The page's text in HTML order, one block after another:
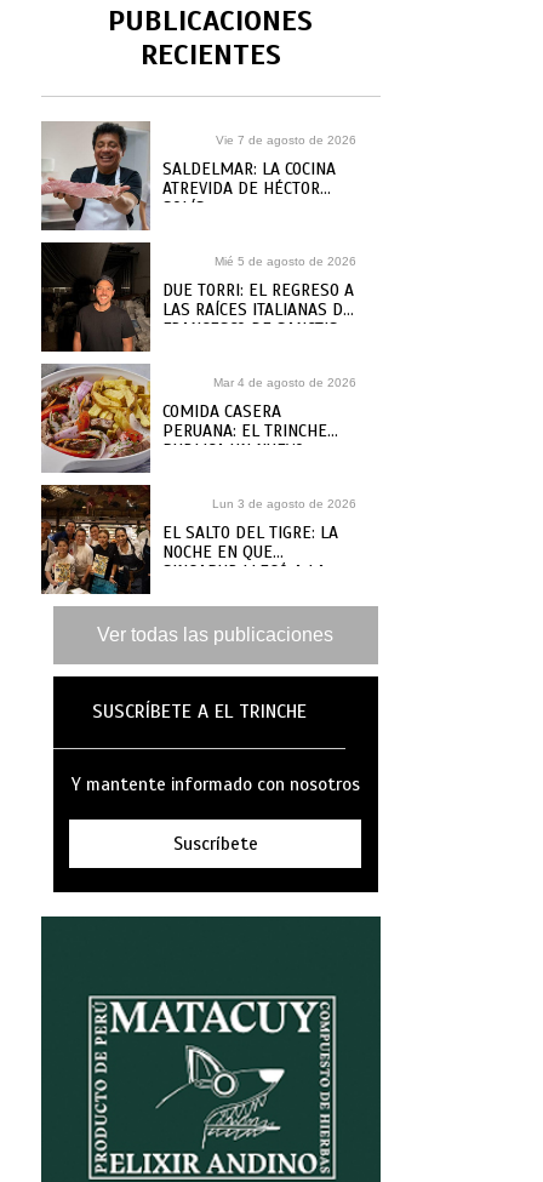
PUBLICACIONES
RECIENTES
Vie 7 de agosto de 2026
SALDELMAR: LA COCINA
ATREVIDA DE HÉCTOR
SOLÍS
Mié 5 de agosto de 2026
DUE TORRI: EL REGRESO A
LAS RAÍCES ITALIANAS DE
FRANCESCO DE SANCTIS
Mar 4 de agosto de 2026
COMIDA CASERA
PERUANA: EL TRINCHE
PUBLICA UN NUEVO
Lun 3 de agosto de 2026
EL SALTO DEL TIGRE: LA
NOCHE EN QUE
SINGAPUR LLEGÓ A LA
Ver todas las publicaciones
SUSCRÍBETE A EL TRINCHE
Y mantente informado con nosotros
Suscríbete